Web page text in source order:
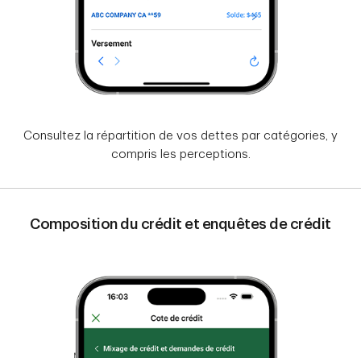
Consultez la répartition de vos dettes par catégories, y
compris les perceptions.
Composition du crédit et enquêtes de crédit